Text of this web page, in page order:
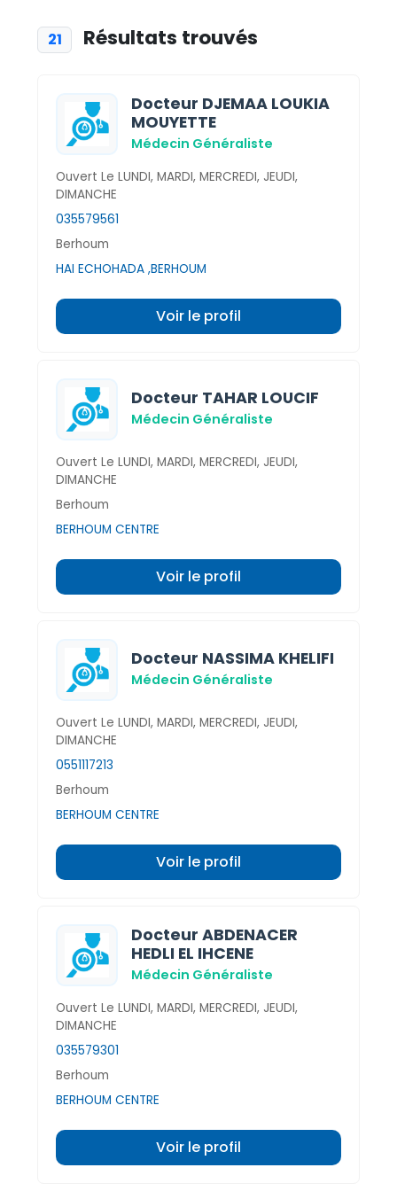
21 Résultats trouvés
Docteur DJEMAA LOUKIA
MOUYETTE
Médecin Généraliste
Ouvert Le LUNDI, MARDI, MERCREDI, JEUDI,
DIMANCHE
035579561
Berhoum
HAI ECHOHADA ,BERHOUM
Voir le profil
Docteur TAHAR LOUCIF
Médecin Généraliste
Ouvert Le LUNDI, MARDI, MERCREDI, JEUDI,
DIMANCHE
Berhoum
BERHOUM CENTRE
Voir le profil
Docteur NASSIMA KHELIFI
Médecin Généraliste
Ouvert Le LUNDI, MARDI, MERCREDI, JEUDI,
DIMANCHE
0551117213
Berhoum
BERHOUM CENTRE
Voir le profil
Docteur ABDENACER
HEDLI EL IHCENE
Médecin Généraliste
Ouvert Le LUNDI, MARDI, MERCREDI, JEUDI,
DIMANCHE
035579301
Berhoum
BERHOUM CENTRE
Voir le profil